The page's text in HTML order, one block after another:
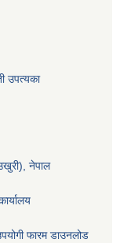
उपत्यका
नेपाल
फारम डाउनलोड